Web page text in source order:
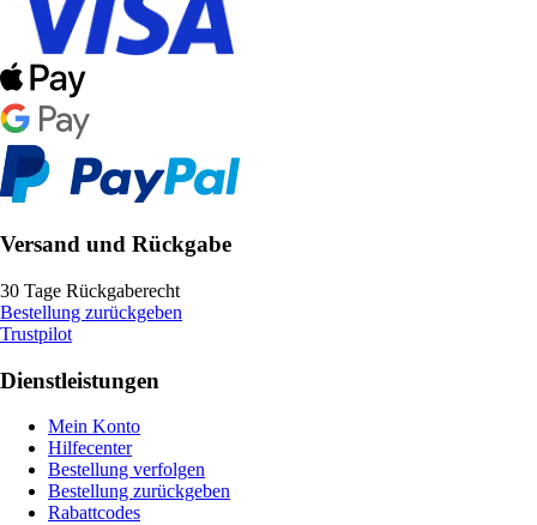
Versand und Rückgabe
30 Tage Rückgaberecht
Bestellung zurückgeben
Trustpilot
Dienstleistungen
Mein Konto
Hilfecenter
Bestellung verfolgen
Bestellung zurückgeben
Rabattcodes